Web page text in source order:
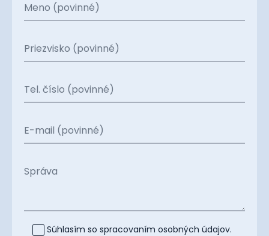
Meno (povinné)
Priezvisko (povinné)
Tel. číslo (povinné)
E-mail (povinné)
Správa
Súhlasím so spracovaním osobných údajov.